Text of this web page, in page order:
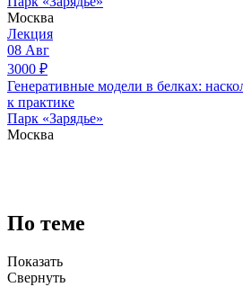
Москва
Лекция
08 Авг
3000 ₽
Генеративные модели в белках:
к практике
Парк «Зарядье»
Москва
По теме
Показать
Свернуть